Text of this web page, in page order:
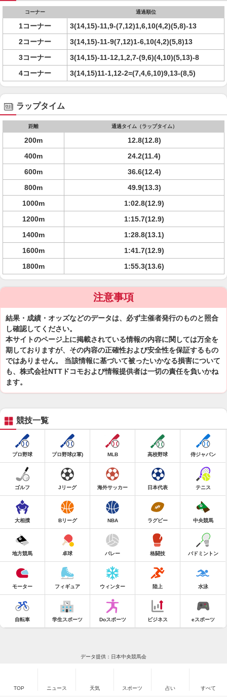
コーナー 通過順位
1コーナー
3(14,15)-11,9-(7,12)1,6,10(4,2)(5,8)-13
2コーナー
3(14,15)-11-9(7,12)1-6,10(4,2)(5,8)13
3コーナー
3(14,15)-11-12,1,2,7-(9,6)(4,10)(5,13)-8
4コーナー
3(14,15)11-1,12-2=(7,4,6,10)9,13-(8,5)
ラップタイム
距離 通過タイム（ラップタイム）
200m
12.8(12.8)
400m
24.2(11.4)
600m
36.6(12.4)
800m
49.9(13.3)
1000m
1:02.8(12.9)
1200m
1:15.7(12.9)
1400m
1:28.8(13.1)
1600m
1:41.7(12.9)
1800m
1:55.3(13.6)
注意事項
結果・成績・オッズなどのデータは、必ず主催者発行のものと照合
し確認してください。
本サイトのページ上に掲載されている情報の内容に関しては万全を
期しておりますが、その内容の正確性および安全性を保証するもの
ではありません。 当該情報に基づいて被ったいかなる損害について
も、株式会社NTTドコモおよび情報提供者は一切の責任を負いかね
ます。
競技一覧
プロ野球 プロ野球(2軍) MLB 高校野球 侍ジャパン
ゴルフ Jリーグ 海外サッカー 日本代表 テニス
大相撲 Bリーグ NBA ラグビー 中央競馬
地方競馬 卓球 バレー 格闘技 バドミントン
モーター フィギュア ウィンター 陸上 水泳
自転車 学生スポーツ Doスポーツ ビジネス eスポーツ
データ提供：日本中央競馬会
TOP ニュース 天気 スポーツ 占い すべて